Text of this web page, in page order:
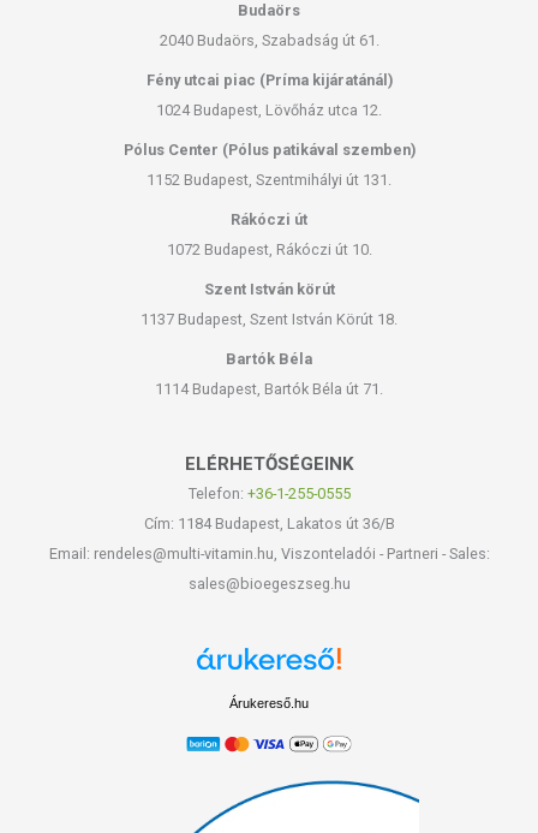
Budaörs
2040 Budaörs, Szabadság út 61.
Fény utcai piac (Príma kijáratánál)
1024 Budapest, Lövőház utca 12.
Pólus Center (Pólus patikával szemben)
1152 Budapest, Szentmihályi út 131.
Rákóczi út
1072 Budapest, Rákóczi út 10.
Szent István körút
1137 Budapest, Szent István Körút 18.
Bartók Béla
1114 Budapest, Bartók Béla út 71.
ELÉRHETŐSÉGEINK
Telefon: +36-1-255-0555
Cím: 1184 Budapest, Lakatos út 36/B
Email: rendeles@multi-vitamin.hu, Viszonteladói - Partneri - Sales:
sales@bioegeszseg.hu
Árukereső.hu